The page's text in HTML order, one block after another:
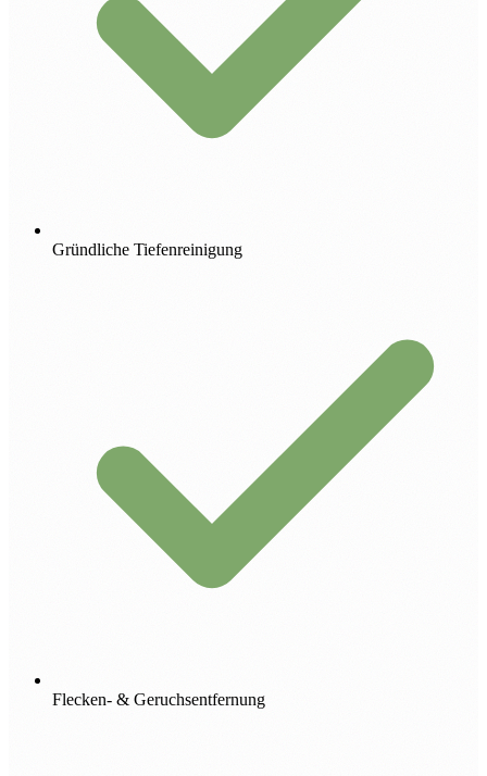
Gründliche Tiefenreinigung
Flecken- & Geruchsentfernung